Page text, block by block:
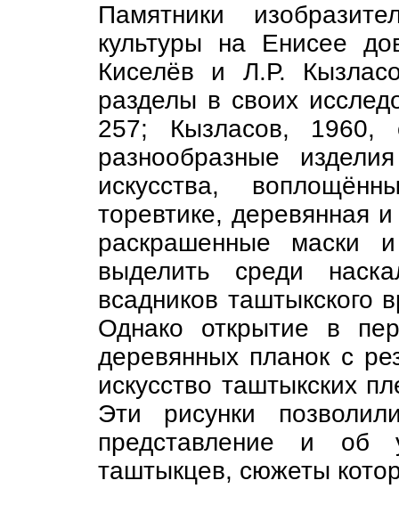
Памятники
культуры на Енисее
Киселёв и Л.Р.
разделы в своих
257; Кызласов, 1960,
разнообразные
искусства,
торевтике, деревянная
раскрашенные маски
выделить среди
всадников таштыкского
Однако открытие в
деревянных планок с
искусство таштыкских
Эти рисунки
представление и об
таштыкцев, сюжеты